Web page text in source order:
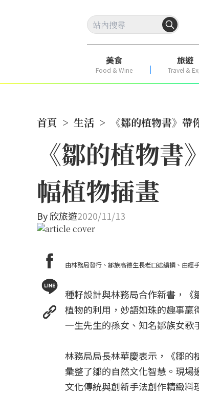
美食
Food & Wine
旅遊
Travel &
首頁 > 生活 > 《鄒的植物書》
《鄒的植物
幅植物插畫
By欣旅遊2020/11/13
由林務局發行、鄒族高德生長老口述編撰、由
種籽設計與林務局合作新書，
植物的利用，妙語如珠的趣事
一生先生的孫女、知名鄒族女歌
林務局局長林華慶表示，《鄒
彙整了鄒的自然文化智慧。現
文化傳統與創新手法創作精緻